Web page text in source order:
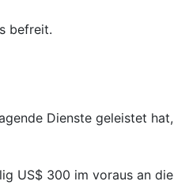
befreit.
Dienste geleistet hat,
US$ 300 im voraus an die